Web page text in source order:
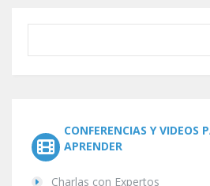
CONFERENCIAS Y VIDEOS
APRENDER
Charlas con Expertos